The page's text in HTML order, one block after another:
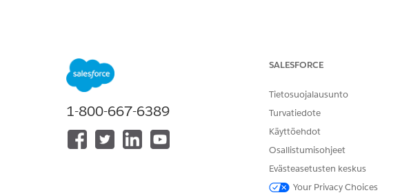
1-800-667-6389
SALESFORCE
Tietosuojalausunto
Turvatiedote
Käyttöehdot
Osallistumisohjeet
Evästeasetusten keskus
Your Privacy Choices